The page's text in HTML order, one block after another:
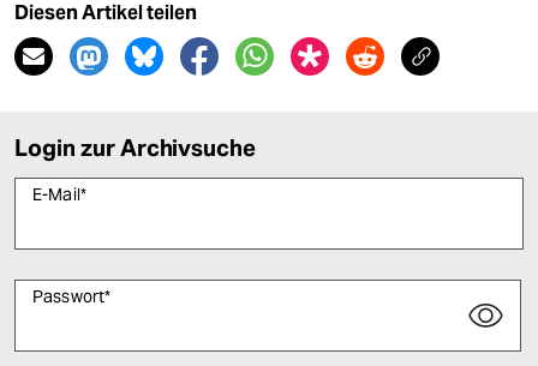
Diesen Artikel teilen
Login zur Archivsuche
E-Mail*
Passwort*